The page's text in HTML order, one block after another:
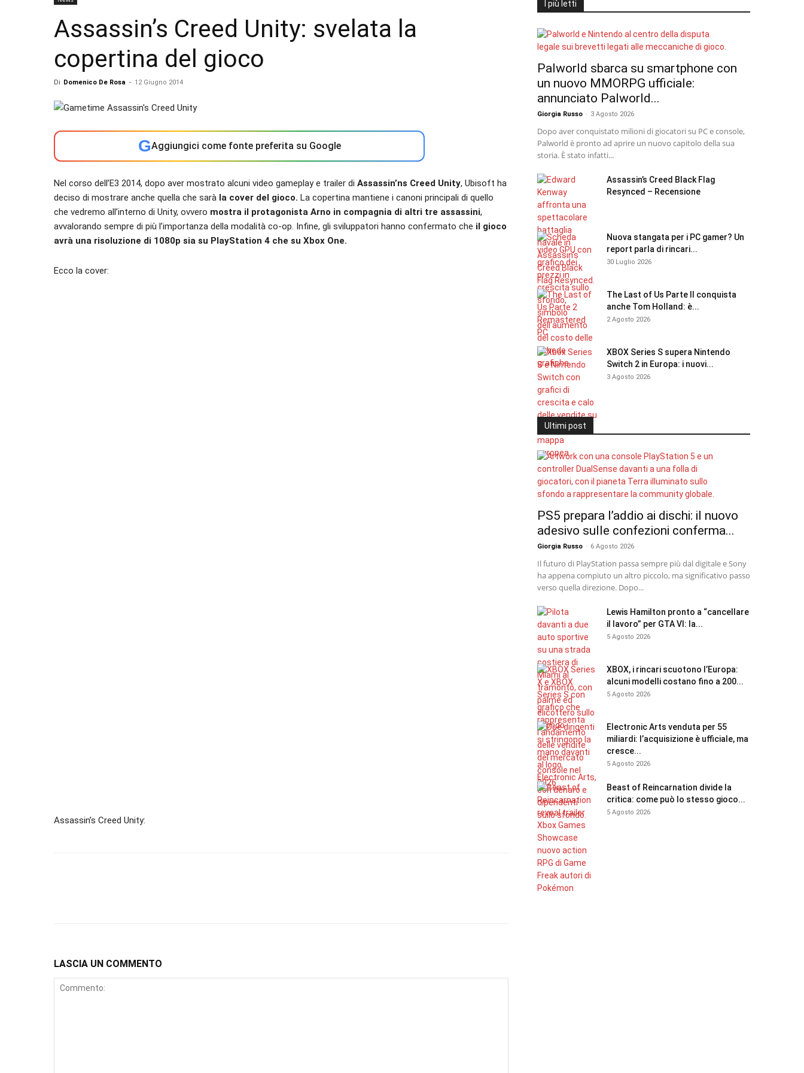
Assassin’s Creed Unity: svelata la
copertina del gioco
Di Domenico De Rosa - 12 Giugno 2014
GAggiungici come fonte preferita su Google
Nel corso dell’E3 2014, dopo aver mostrato alcuni video gameplay e trailer di Assassin’ns Creed Unity, Ubisoft ha
deciso di mostrare anche quella che sarà la cover del gioco. La copertina mantiene i canoni principali di quello
che vedremo all’interno di Unity, ovvero mostra il protagonista Arno in compagnia di altri tre assassini,
avvalorando sempre di più l’importanza della modalità co-op. Infine, gli sviluppatori hanno confermato che il gioco
avrà una risoluzione di 1080p sia su PlayStation 4 che su Xbox One.
Ecco la cover:
Assassin’s Creed Unity:
LASCIA UN COMMENTO
I più letti
Palworld sbarca su smartphone con
un nuovo MMORPG ufficiale:
annunciato Palworld...
Giorgia Russo - 3 Agosto 2026
Dopo aver conquistato milioni di giocatori su PC e console,
Palworld è pronto ad aprire un nuovo capitolo della sua
storia. È stato infatti...
Assassin’s Creed Black Flag
Resynced – Recensione
Nuova stangata per i PC gamer? Un
report parla di rincari...
30 Luglio 2026
The Last of Us Parte II conquista
anche Tom Holland: è...
2 Agosto 2026
XBOX Series S supera Nintendo
Switch 2 in Europa: i nuovi...
3 Agosto 2026
Ultimi post
PS5 prepara l’addio ai dischi: il nuovo
adesivo sulle confezioni conferma...
Giorgia Russo - 6 Agosto 2026
Il futuro di PlayStation passa sempre più dal digitale e Sony
ha appena compiuto un altro piccolo, ma significativo passo
verso quella direzione. Dopo...
Lewis Hamilton pronto a “cancellare
il lavoro” per GTA VI: la...
5 Agosto 2026
XBOX, i rincari scuotono l’Europa:
alcuni modelli costano fino a 200...
5 Agosto 2026
Electronic Arts venduta per 55
miliardi: l’acquisizione è ufficiale, ma
cresce...
5 Agosto 2026
Beast of Reincarnation divide la
critica: come può lo stesso gioco...
5 Agosto 2026